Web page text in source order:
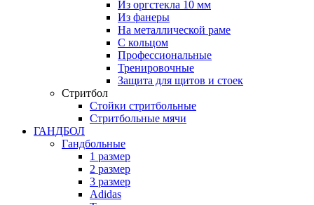
Из оргстекла 10 мм
Из фанеры
На металлической раме
С кольцом
Профессиональные
Тренировочные
Защита для щитов и стоек
Стритбол
Стойки стритбольные
Стритбольные мячи
ГАНДБОЛ
Гандбольные
1 размер
2 размер
3 размер
Adidas